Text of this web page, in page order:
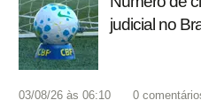
judicial no
03/08/26 às 06:10 0